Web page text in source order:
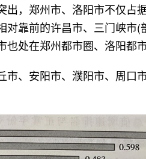
出，郑州市、洛阳市不仅占
靠前的许昌市、三门峡市(
处在郑州都市圈、洛阳都
市、安阳市、濮阳市、周口